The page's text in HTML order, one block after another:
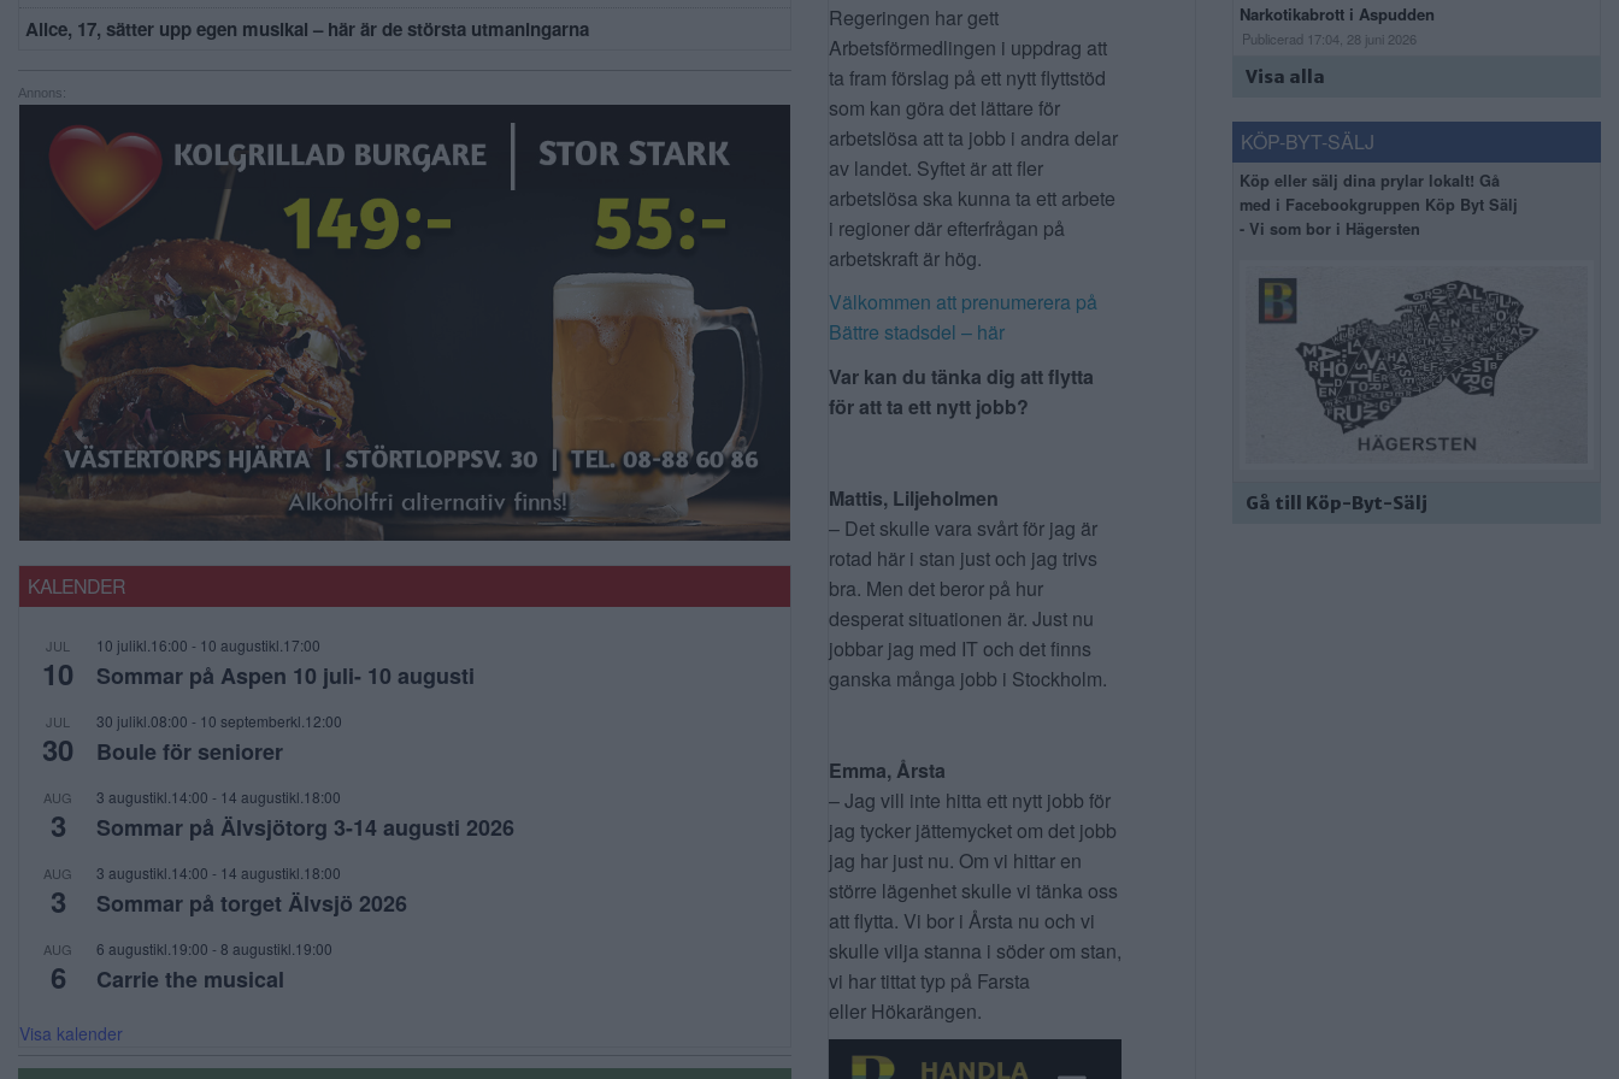
Alice, 17, sätter upp egen musikal – här är de största utmaningarna
Annons:
KALENDER
JUL
10
10 julikl.16:00 - 10 augustikl.17:00
Sommar på Aspen 10 juli- 10 augusti
JUL
30
30 julikl.08:00 - 10 septemberkl.12:00
Boule för seniorer
AUG
3
3 augustikl.14:00 - 14 augustikl.18:00
Sommar på Älvsjötorg 3-14 augusti 2026
AUG
3
3 augustikl.14:00 - 14 augustikl.18:00
Sommar på torget Älvsjö 2026
AUG
6
6 augustikl.19:00 - 8 augustikl.19:00
Carrie the musical
Visa kalender
Regeringen har gett
Arbetsförmedlingen i uppdrag att
ta fram förslag på ett nytt flyttstöd
som kan göra det lättare för
arbetslösa att ta jobb i andra delar
av landet. Syftet är att fler
arbetslösa ska kunna ta ett arbete
i regioner där efterfrågan på
arbetskraft är hög.
Välkommen att prenumerera på
Bättre stadsdel – här
Var kan du tänka dig att flytta
för att ta ett nytt jobb?
Mattis, Liljeholmen
– Det skulle vara svårt för jag är
rotad här i stan just och jag trivs
bra. Men det beror på hur
desperat situationen är. Just nu
jobbar jag med IT och det finns
ganska många jobb i Stockholm.
Emma, Årsta
– Jag vill inte hitta ett nytt jobb för
jag tycker jättemycket om det jobb
jag har just nu. Om vi hittar en
större lägenhet skulle vi tänka oss
att flytta. Vi bor i Årsta nu och vi
skulle vilja stanna i söder om stan,
vi har tittat typ på Farsta
eller Hökarängen.
Narkotikabrott i Aspudden
Publicerad 17:04, 28 juni 2026
Visa alla
KÖP-BYT-SÄLJ
Köp eller sälj dina prylar lokalt! Gå
med i Facebookgruppen Köp Byt Sälj
- Vi som bor i Hägersten
Gå till Köp-Byt-Sälj